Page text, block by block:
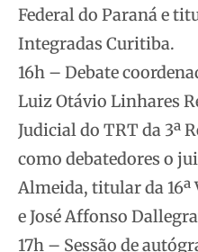
Federal do Paraná e
Integradas Curitiba.
16h – Debate
Luiz Otávio Linhares
Judicial do TRT da 3ª
como debatedores o
Almeida, titular da 16ª
e José Affonso
17h – Sessão de